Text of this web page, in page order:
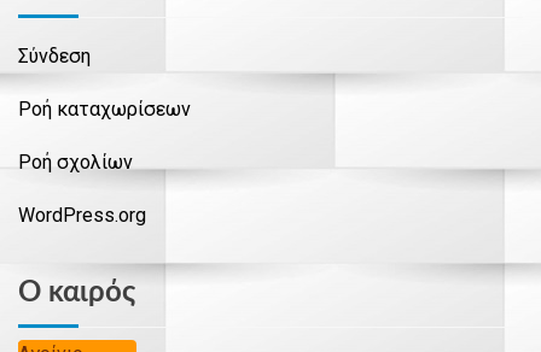
Σύνδεση
Ροή καταχωρίσεων
Ροή σχολίων
WordPress.org
Ο καιρός